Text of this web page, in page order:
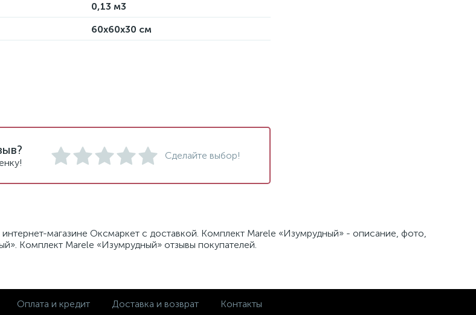
0,13 м3
60х60х30 см
Сделайте выбор!
магазине Оксмаркет с доставкой. Комплект Marele «Изумрудный» - описание, фото,
Комплект Marele «Изумрудный» отзывы покупателей.
Оплата и кредит Доставка и возврат Контакты